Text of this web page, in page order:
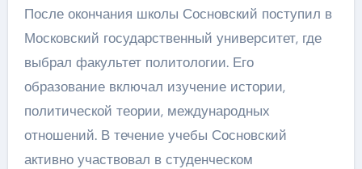
После окончания школы Сосновский поступил в
Московский государственный университет, где
выбрал факультет политологии. Его
образование включал изучение истории,
политической теории, международных
отношений. В течение учебы Сосновский
активно участвовал в студенческом